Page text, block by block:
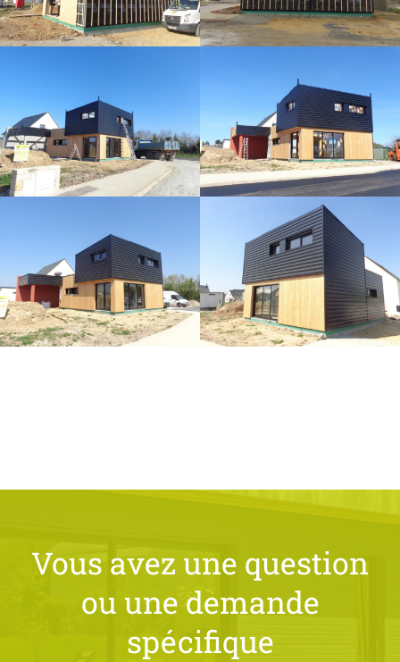
Vous avez une question
ou une demande
spécifique